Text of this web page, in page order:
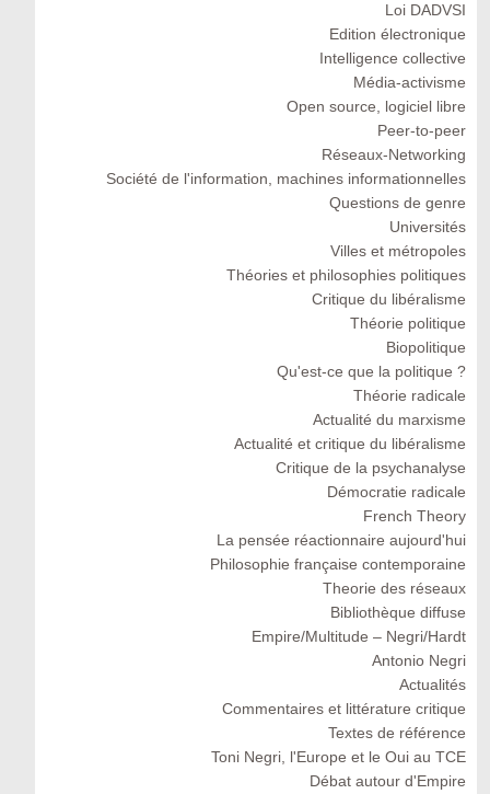
Loi DADVSI
Edition électronique
Intelligence collective
Média-activisme
Open source, logiciel libre
Peer-to-peer
Réseaux-Networking
Société de l'information, machines informationnelles
Questions de genre
Universités
Villes et métropoles
Théories et philosophies politiques
Critique du libéralisme
Théorie politique
Biopolitique
Qu'est-ce que la politique ?
Théorie radicale
Actualité du marxisme
Actualité et critique du libéralisme
Critique de la psychanalyse
Démocratie radicale
French Theory
La pensée réactionnaire aujourd'hui
Philosophie française contemporaine
Theorie des réseaux
Bibliothèque diffuse
Empire/Multitude – Negri/Hardt
Antonio Negri
Actualités
Commentaires et littérature critique
Textes de référence
Toni Negri, l'Europe et le Oui au TCE
Débat autour d'Empire